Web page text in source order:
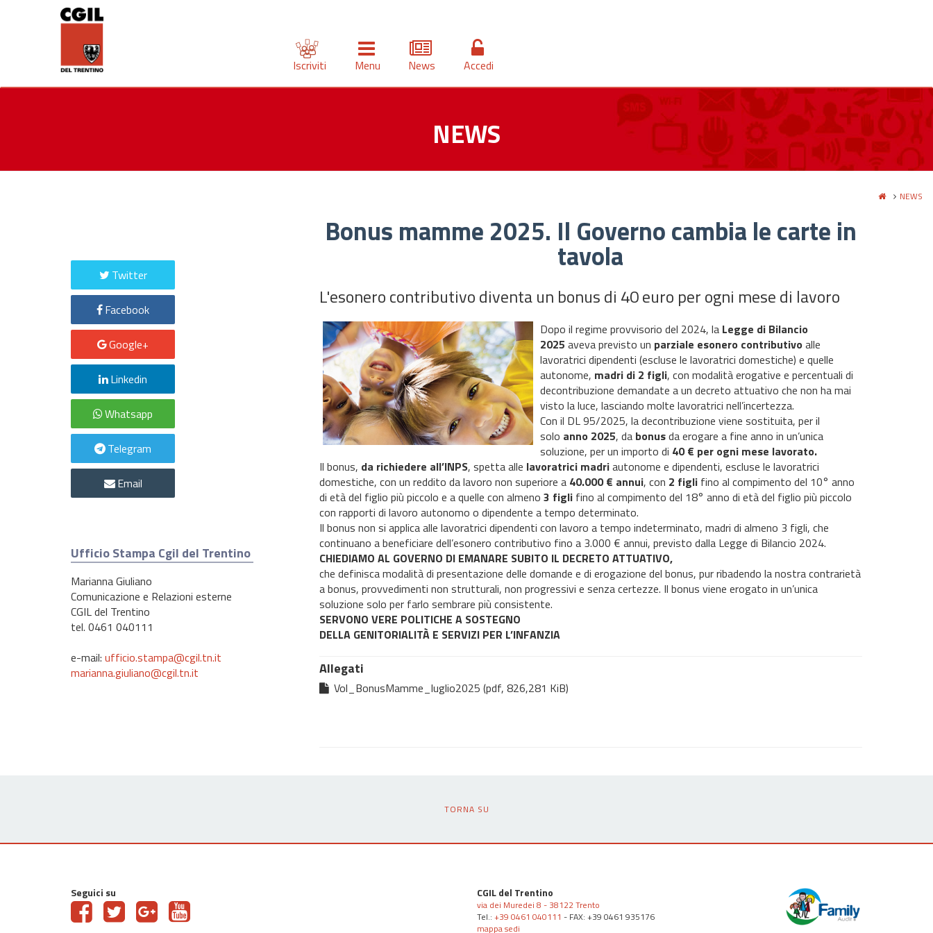
Iscriviti Menu News Accedi
NEWS
NEWS
Bonus mamme 2025. Il Governo cambia le carte in
tavola
L'esonero contributivo diventa un bonus di 40 euro per ogni mese di lavoro
Dopo il regime provvisorio del 2024, laLegge di Bilancio
2025 aveva previsto un parziale esonero contributivo alle
lavoratrici dipendenti (escluse le lavoratrici domestiche) e quelle
autonome, madri di 2 figli, con modalità erogative e percentuali di
decontribuzione demandate a un decreto attuativo che non ha mai
visto la luce, lasciando molte lavoratrici nell’incertezza.
Con il DL 95/2025, la decontribuzione viene sostituita, per il
solo anno 2025, da bonusda erogare a fine anno in un’unica
soluzione, per un importo di 40 € per ogni mese lavorato.
Il bonus, da richiedere all’INPS, spetta alle lavoratrici madriautonome e dipendenti, escluse le lavoratrici
domestiche, con un reddito da lavoro non superiore a 40.000 € annui, con 2 figlifino al compimento del 10° anno
di età del figlio più piccolo e a quelle con almeno 3 figlifino al compimento del 18° anno di età del figlio più piccolo
con rapporti di lavoro autonomo o dipendente a tempo determinato.
Il bonus non si applica alle lavoratrici dipendenti con lavoro a tempo indeterminato, madri di almeno 3 figli, che
continuano a beneficiare dell’esonero contributivo fino a 3.000 € annui, previsto dalla Legge di Bilancio 2024.
CHIEDIAMO AL GOVERNO DI EMANARE SUBITO IL DECRETO ATTUATIVO,
che definisca modalità di presentazione delle domande e di erogazione del bonus, pur ribadendo la nostra contrarietà
a bonus, provvedimenti non strutturali, non progressivi e senza certezze. Il bonus viene erogato in un’unica
soluzione solo per farlo sembrare più consistente.
SERVONO VERE POLITICHE A SOSTEGNO
DELLA GENITORIALITÀ E SERVIZI PER L’INFANZIA
Allegati
Vol_BonusMamme_luglio2025 (pdf, 826,281 KiB)
Twitter
Facebook
Google+
Linkedin
Whatsapp
Telegram
Email
Ufficio Stampa Cgil del Trentino
Marianna Giuliano
Comunicazione e Relazioni esterne
CGIL del Trentino
tel. 0461 040111
e-mail: ufficio.stampa@cgil.tn.it
marianna.giuliano@cgil.tn.it
TORNA SU
Seguici su CGIL del Trentino
via dei Muredei 8 - 38122 Trento
Tel.: +39 0461 040111 - FAX: +39 0461 935176
mappa sedi